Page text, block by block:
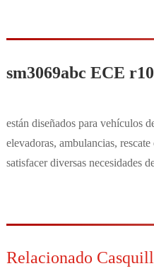
sm3069abc ECE
están diseñados para vehículos
elevadoras, ambulancias,
satisfacer diversas necesidades
Relacionado